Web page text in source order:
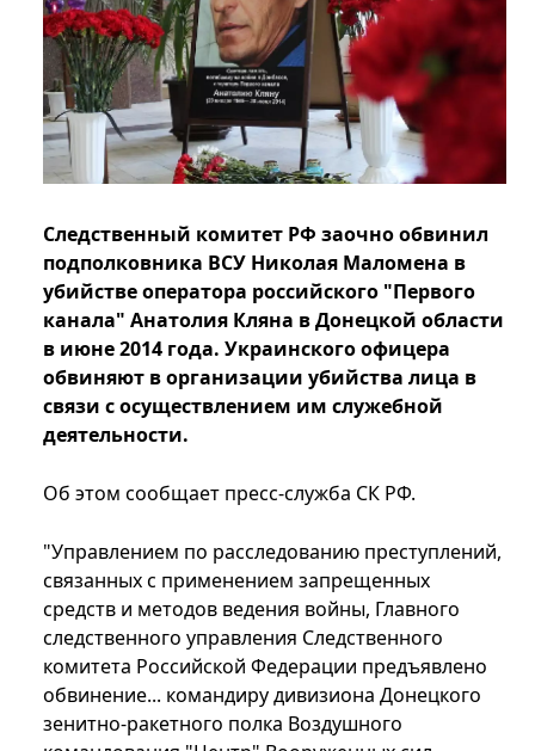
Следственный комитет РФ заочно обвинил
подполковника ВСУ Николая Маломена в
убийстве оператора российского "Первого
канала" Анатолия Кляна в Донецкой области
в июне 2014 года. Украинского офицера
обвиняют в организации убийства лица в
связи с осуществлением им служебной
деятельности.
Об этом сообщает пресс-служба СК РФ.
"Управлением по расследованию преступлений,
связанных с применением запрещенных
средств и методов ведения войны, Главного
следственного управления Следственного
комитета Российской Федерации предъявлено
обвинение... командиру дивизиона Донецкого
зенитно-ракетного полка Воздушного